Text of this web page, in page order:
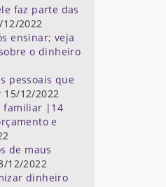
faz parte das
12/2022
ensinar; veja
o dinheiro
pessoais que
15/12/2022
familiar |14
e
de maus
12/2022
dinheiro